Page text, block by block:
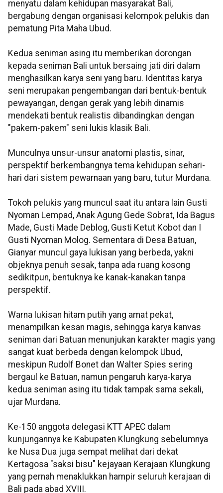
menyatu dalam kehidupan masyarakat Bali,
bergabung dengan organisasi kelompok pelukis dan
pematung Pita Maha Ubud.
Kedua seniman asing itu memberikan dorongan
kepada seniman Bali untuk bersaing jati diri dalam
menghasilkan karya seni yang baru. Identitas karya
seni merupakan pengembangan dari bentuk-bentuk
pewayangan, dengan gerak yang lebih dinamis
mendekati bentuk realistis dibandingkan dengan
"pakem-pakem" seni lukis klasik Bali.
Munculnya unsur-unsur anatomi plastis, sinar,
perspektif berkembangnya tema kehidupan sehari-
hari dari sistem pewarnaan yang baru, tutur Murdana.
Tokoh pelukis yang muncul saat itu antara lain Gusti
Nyoman Lempad, Anak Agung Gede Sobrat, Ida Bagus
Made, Gusti Made Deblog, Gusti Ketut Kobot dan I
Gusti Nyoman Molog. Sementara di Desa Batuan,
Gianyar muncul gaya lukisan yang berbeda, yakni
objeknya penuh sesak, tanpa ada ruang kosong
sedikitpun, bentuknya ke kanak-kanakan tanpa
perspektif.
Warna lukisan hitam putih yang amat pekat,
menampilkan kesan magis, sehingga karya kanvas
seniman dari Batuan menunjukan karakter magis yang
sangat kuat berbeda dengan kelompok Ubud,
meskipun Rudolf Bonet dan Walter Spies sering
bergaul ke Batuan, namun pengaruh karya-karya
kedua seniman asing itu tidak tampak sama sekali,
ujar Murdana.
Ke-150 anggota delegasi KTT APEC dalam
kunjungannya ke Kabupaten Klungkung sebelumnya
ke Nusa Dua juga sempat melihat dari dekat
Kertagosa "saksi bisu" kejayaan Kerajaan Klungkung
yang pernah menaklukkan hampir seluruh kerajaan di
Bali pada abad XVIII.